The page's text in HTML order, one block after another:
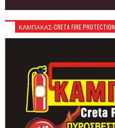
ΚΑΜΠΑΚΑΣ-CRETA FIRE PROTECTION